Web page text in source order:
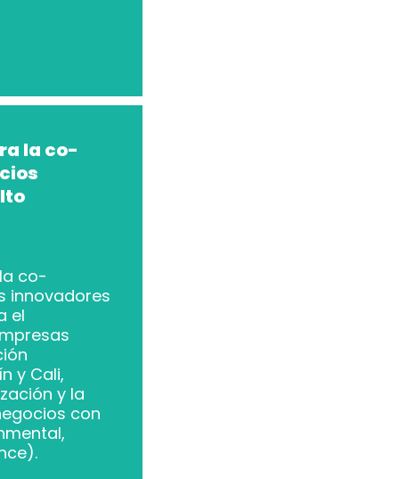
la co-
co-
innovadores
el
y Cali,
y la
con